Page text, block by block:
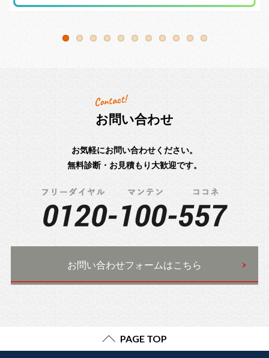
お問い合わせ
お気軽にお問い合わせください。
無料診断・お見積もり大歓迎です。
お問い合わせフォームはこちら
PAGE TOP